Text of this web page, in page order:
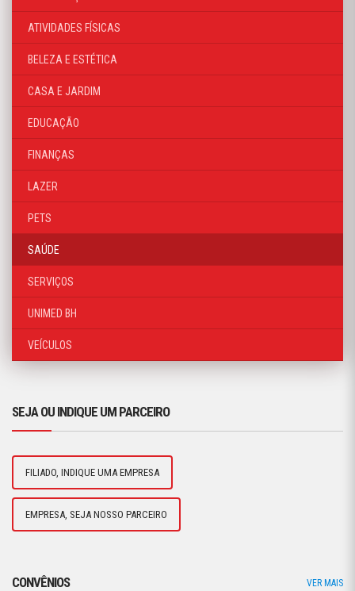
ATIVIDADES FÍSICAS
BELEZA E ESTÉTICA
CASA E JARDIM
EDUCAÇÃO
FINANÇAS
LAZER
PETS
SAÚDE
SERVIÇOS
UNIMED BH
VEÍCULOS
SEJA OU INDIQUE UM PARCEIRO
FILIADO, INDIQUE UMA EMPRESA
EMPRESA, SEJA NOSSO PARCEIRO
CONVÊNIOS VER MAIS